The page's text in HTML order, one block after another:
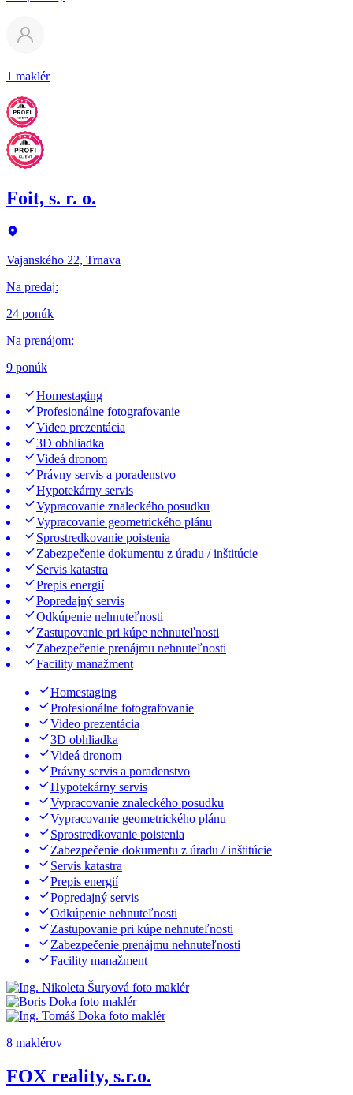
1 maklér
Foit, s. r. o.
Vajanského 22, Trnava
Na predaj:
24 ponúk
Na prenájom:
9 ponúk
Homestaging
Profesionálne fotografovanie
Video prezentácia
3D obhliadka
Videá dronom
Právny servis a poradenstvo
Hypotekárny servis
Vypracovanie znaleckého posudku
Vypracovanie geometrického plánu
Sprostredkovanie poistenia
Zabezpečenie dokumentu z úradu / inštitúcie
Servis katastra
Prepis energií
Popredajný servis
Odkúpenie nehnuteľnosti
Zastupovanie pri kúpe nehnuteľnosti
Zabezpečenie prenájmu nehnuteľnosti
Facility manažment
Homestaging
Profesionálne fotografovanie
Video prezentácia
3D obhliadka
Videá dronom
Právny servis a poradenstvo
Hypotekárny servis
Vypracovanie znaleckého posudku
Vypracovanie geometrického plánu
Sprostredkovanie poistenia
Zabezpečenie dokumentu z úradu / inštitúcie
Servis katastra
Prepis energií
Popredajný servis
Odkúpenie nehnuteľnosti
Zastupovanie pri kúpe nehnuteľnosti
Zabezpečenie prenájmu nehnuteľnosti
Facility manažment
8 maklérov
FOX reality, s.r.o.